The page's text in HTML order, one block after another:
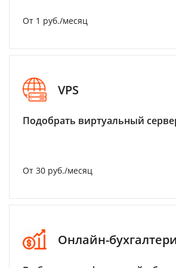
От 1 руб./месяц
VPS
Подобрать виртуальный
От 30 руб./месяц
Онлайн-